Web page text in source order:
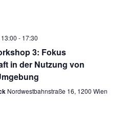
- 17:30
3: Fokus
in der Nutzung von
Nordwestbahnstraße 16, 1200 Wien